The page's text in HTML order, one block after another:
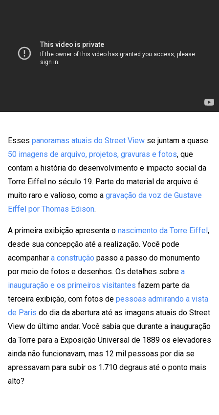
Esses panoramas atuais do Street View se juntam a quase
50 imagens de arquivo, projetos, gravuras e fotos, que
contam a história do desenvolvimento e impacto social da
Torre Eiffel no século 19. Parte do material de arquivo é
muito raro e valioso, como a gravação da voz de Gustave
Eiffel por Thomas Edison.
A primeira exibição apresenta o nascimento da Torre Eiffel,
desde sua concepção até a realização. Você pode
acompanhar a construção passo a passo do monumento
por meio de fotos e desenhos. Os detalhes sobre a
inauguração e os primeiros visitantes fazem parte da
terceira exibição, com fotos de pessoas admirando a vista
de Paris do dia da abertura até as imagens atuais do Street
View do último andar. Você sabia que durante a inauguração
da Torre para a Exposição Universal de 1889 os elevadores
ainda não funcionavam, mas 12 mil pessoas por dia se
apressavam para subir os 1.710 degraus até o ponto mais
alto?